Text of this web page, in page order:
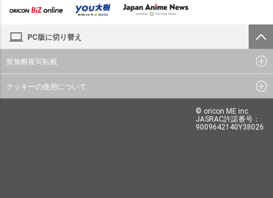
PC版に切り替え
禁無断複写転載
クッキーの使用について
© oricon ME inc.
JASRAC許諾番号：
9009642140Y38026